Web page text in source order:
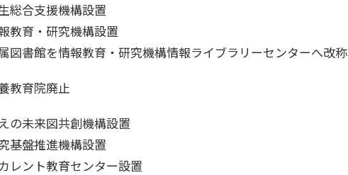
総合支援機構設置
教育・研究機構設置
図書館を情報教育・研究機構情報ライブラリーセンターへ改称
教育院廃止
の未来図共創機構設置
基盤推進機構設置
レント教育センター設置